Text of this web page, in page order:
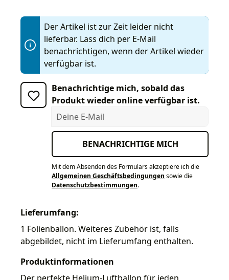
Der Artikel ist zur Zeit leider nicht
lieferbar. Lass dich per E-Mail
benachrichtigen, wenn der Artikel wieder
verfügbar ist.
Benachrichtige mich, sobald das
Produkt wieder online verfügbar ist.
Deine E-Mail
BENACHRICHTIGE MICH
Mit dem Absenden des Formulars akzeptiere ich die
Allgemeinen Geschäftsbedingungen sowie die
Datenschutzbestimmungen.
Lieferumfang:
1 Folienballon. Weiteres Zubehör ist, falls
abgebildet, nicht im Lieferumfang enthalten.
Produktinformationen